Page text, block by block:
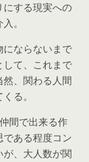
にする現実への
。
ならないまで
して、これまで
、関わる人間
る。
間で出来る作
ある程度コン
が、大人数が関